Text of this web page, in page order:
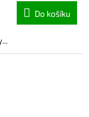
Do košíku